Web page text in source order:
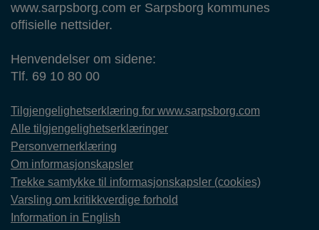
www.sarpsborg.com er Sarpsborg kommunes
offisielle nettsider.
Henvendelser om sidene:
Tlf. 69 10 80 00
Tilgjengelighetserklæring for www.sarpsborg.com
Alle tilgjengelighetserklæringer
Personvernerklæring
Om informasjonskapsler
Trekke samtykke til informasjonskapsler (cookies)
Varsling om kritikkverdige forhold
Information in English